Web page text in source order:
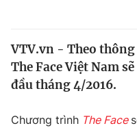
Thế giới
Kinh tế
VTV.vn - Theo
The Face Việt Nam
đầu tháng 4/2016.
Chương trình The Face